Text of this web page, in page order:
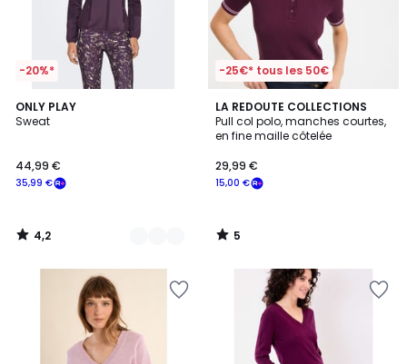
-20%*
ONLY PLAY
Sweat
35,99 €
44,99 €
4,2
/ 5
2
Couleurs
4,2
/
-25€* tous les 50€
LA REDOUTE COLLECTIONS
Pull col polo, manches courtes,
en fine maille côtelée
15,00 €
29,99 €
5
/
5
5
/